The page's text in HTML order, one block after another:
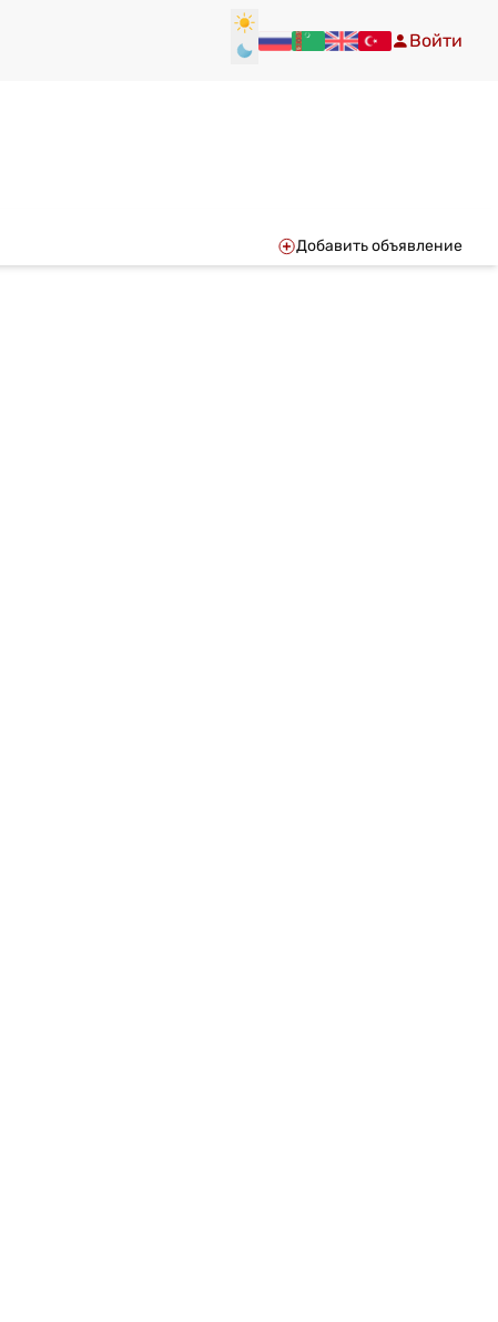
Войти
Добавить объявление